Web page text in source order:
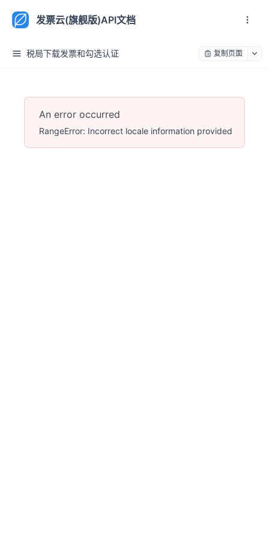
发票云(旗舰版)API文档
税局下载发票和勾选认证 复制页面
An error occurred
RangeError: Incorrect locale information provided